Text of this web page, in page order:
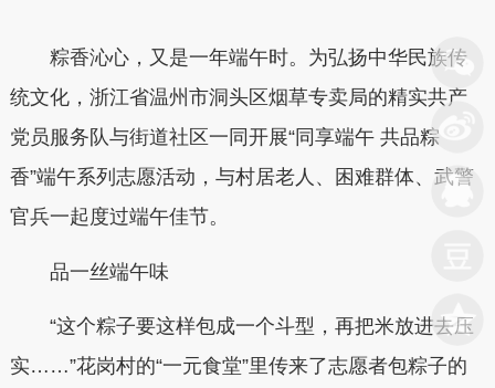
粽香沁心，又是一年端午时。为弘扬中华民族传
统文化，浙江省温州市洞头区烟草专卖局的精实共产
党员服务队与街道社区一同开展“同享端午 共品粽
香”端午系列志愿活动，与村居老人、困难群体、武警
官兵一起度过端午佳节。
品一丝端午味
“这个粽子要这样包成一个斗型，再把米放进去压
实……”花岗村的“一元食堂”里传来了志愿者包粽子的